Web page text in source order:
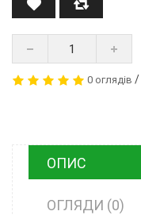
0 оглядів /
ОПИС
ОГЛЯДИ (0)